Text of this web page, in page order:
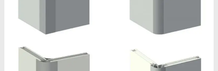
Póngase